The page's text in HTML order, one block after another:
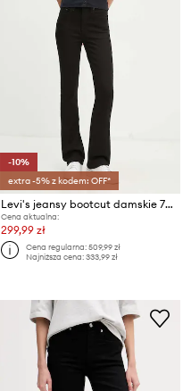
-10%
extra -5% z kodem: OFF*
Levi's jeansy bootcut damskie 725 HIGH RISE BOOTCUT
Cena aktualna:
299,99 zł
Cena regularna:509,99 zł
Najniższa cena:333,99 zł